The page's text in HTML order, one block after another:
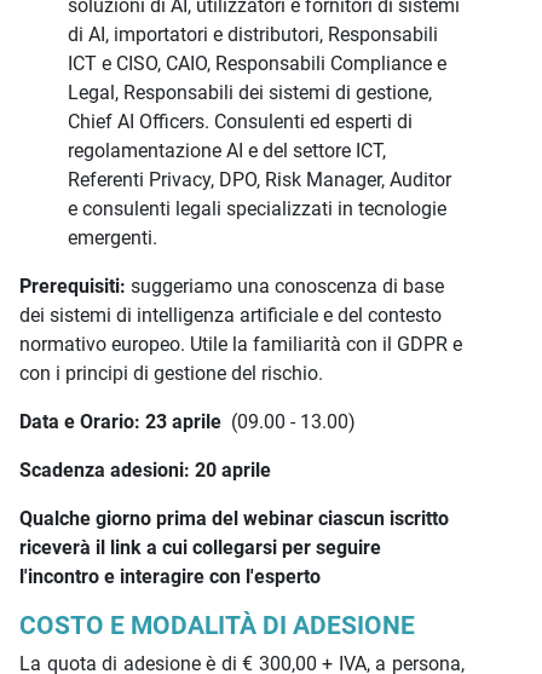
soluzioni di AI, utilizzatori e fornitori di sistemi
di AI, importatori e distributori, Responsabili
ICT e CISO, CAIO, Responsabili Compliance e
Legal, Responsabili dei sistemi di gestione,
Chief AI Officers. Consulenti ed esperti di
regolamentazione AI e del settore ICT,
Referenti Privacy, DPO, Risk Manager, Auditor
e consulenti legali specializzati in tecnologie
emergenti.
Prerequisiti: suggeriamo una conoscenza di base
dei sistemi di intelligenza artificiale e del contesto
normativo europeo. Utile la familiarità con il GDPR e
con i principi di gestione del rischio.
Data e Orario: 23 aprile (09.00 - 13.00)
Scadenza adesioni: 20 aprile
Qualche giorno prima del webinar ciascun iscritto
riceverà il link a cui collegarsi per seguire
l'incontro e interagire con l'esperto
COSTO E MODALITÀ DI ADESIONE
La quota di adesione è di € 300,00 + IVA, a persona,